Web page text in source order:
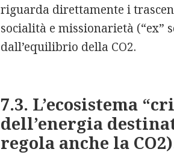
riguarda direttamente i
socialità e missionarietà (“ex”
dall’equilibrio della CO2.
7.3. L’ecosistema
dell’energia
regola anche la